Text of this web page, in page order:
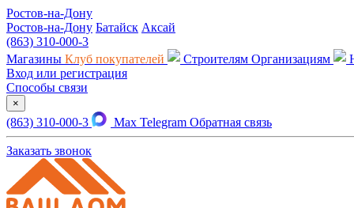
Ростов-на-Дону
Ростов-на-Дону Батайск Аксай
(863) 310-000-3
Магазины Клуб покупателей Строителям Организациям
Вход или регистрация
Способы связи
×
(863) 310-000-3 Max Telegram Обратная связь
Заказать звонок